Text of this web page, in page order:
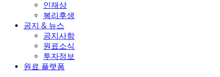
인재상
복리후생
공지 & 뉴스
공지사항
원료소식
투자정보
원료 플랫폼